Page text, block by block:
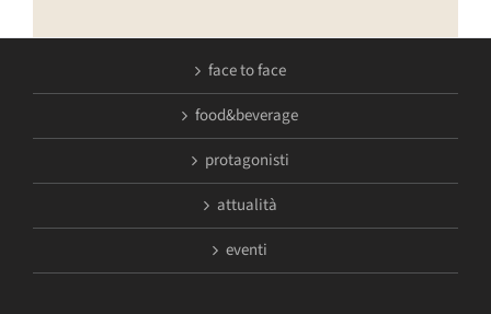
face to face
food&beverage
protagonisti
attualità
eventi